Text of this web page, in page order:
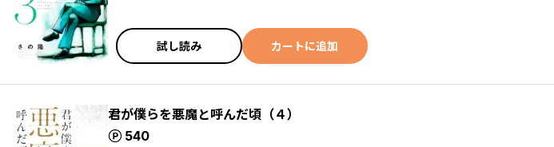
試し読み カートに追加
君が僕らを悪魔と呼んだ頃（４）
540
ポイント